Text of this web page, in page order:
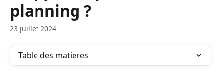
planning ?
23 juillet 2024
Table des matières